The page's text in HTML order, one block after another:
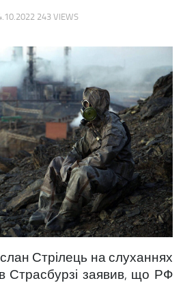
243 VIEWS
Стрілець на слуханнях
Страсбурзі заявив, що РФ